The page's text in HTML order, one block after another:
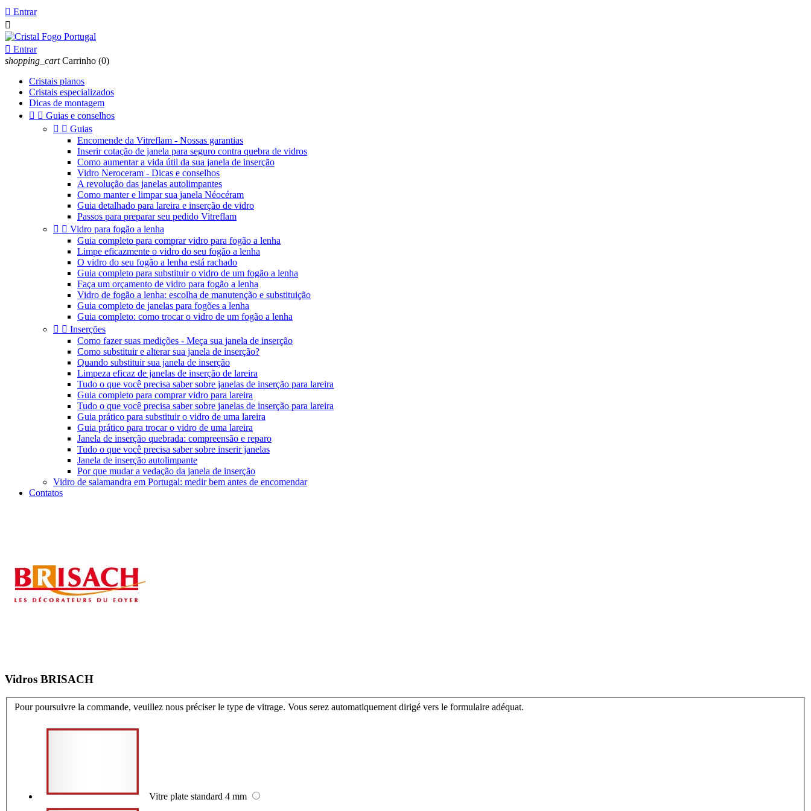
 Entrar

 Entrar
shopping_cart Carrinho (0)
Cristais planos
Cristais especializados
Dicas de montagem
  Guias e conselhos
  Guias
Encomende da Vitreflam - Nossas garantias
Inserir cotação de janela para seguro contra quebra de vidros
Como aumentar a vida útil da sua janela de inserção
Vidro Neroceram - Dicas e conselhos
A revolução das janelas autolimpantes
Como manter e limpar sua janela Néocéram
Guia detalhado para lareira e inserção de vidro
Passos para preparar seu pedido Vitreflam
  Vidro para fogão a lenha
Guia completo para comprar vidro para fogão a lenha
Limpe eficazmente o vidro do seu fogão a lenha
O vidro do seu fogão a lenha está rachado
Guia completo para substituir o vidro de um fogão a lenha
Faça um orçamento de vidro para fogão a lenha
Vidro de fogão a lenha: escolha de manutenção e substituição
Guia completo de janelas para fogões a lenha
Guia completo: como trocar o vidro de um fogão a lenha
  Inserções
Como fazer suas medições - Meça sua janela de inserção
Como substituir e alterar sua janela de inserção?
Quando substituir sua janela de inserção
Limpeza eficaz de janelas de inserção de lareira
Tudo o que você precisa saber sobre janelas de inserção para lareira
Guia completo para comprar vidro para lareira
Tudo o que você precisa saber sobre janelas de inserção para lareira
Guia prático para substituir o vidro de uma lareira
Guia prático para trocar o vidro de uma lareira
Janela de inserção quebrada: compreensão e reparo
Tudo o que você precisa saber sobre inserir janelas
Janela de inserção autolimpante
Por que mudar a vedação da janela de inserção
Vidro de salamandra em Portugal: medir bem antes de encomendar
Contatos
Vidros BRISACH
Pour poursuivre la commande, veuillez nous préciser le type de vitrage. Vous serez automatiquement dirigé vers le formulaire adéquat.
Vitre plate standard 4 mm